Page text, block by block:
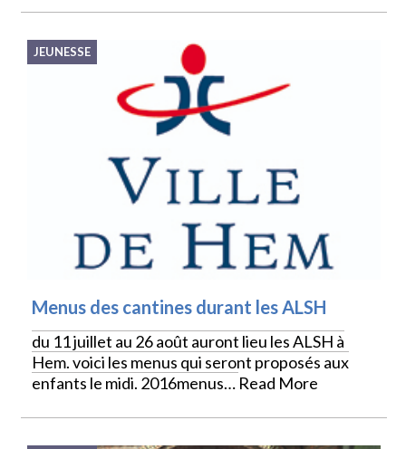
JEUNESSE
Menus des cantines durant les ALSH
du 11 juillet au 26 août auront lieu les ALSH à
Hem. voici les menus qui seront proposés aux
enfants le midi. 2016menus… Read More